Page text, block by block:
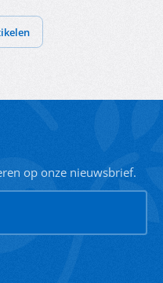
op onze nieuwsbrief.